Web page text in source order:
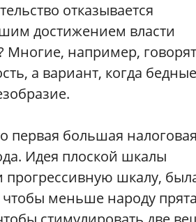
отказывается
достижением власти
Многие, например, говорят
а вариант, когда бедные
первая большая
Идея плоской шкалы
прогрессивную шкалу,
чтобы меньше народу